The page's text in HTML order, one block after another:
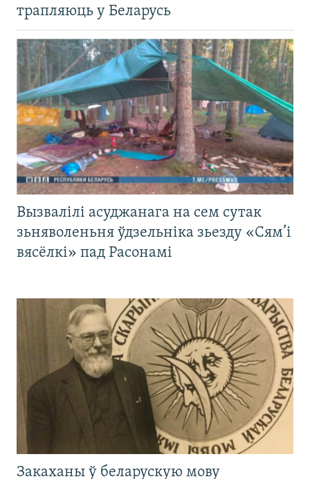
трапляюць у Беларусь
Вызвалілі асуджанага на сем сутак
зьняволеньня ўдзельніка зьезду «Сям’і
вясёлкі» пад Расонамі
Закаханы ў беларускую мову